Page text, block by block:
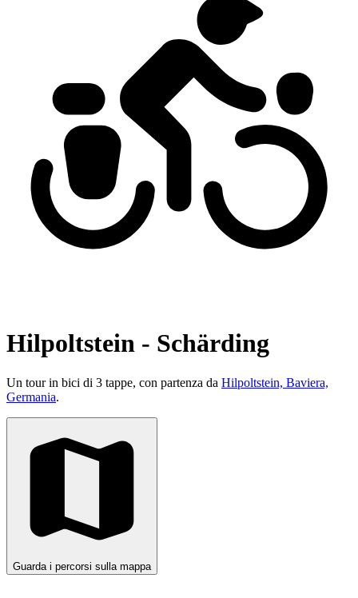
Hilpoltstein - Schärding
Un tour in bici di 3 tappe, con partenza da Hilpoltstein, Baviera,
Germania.
Guarda i percorsi sulla mappa